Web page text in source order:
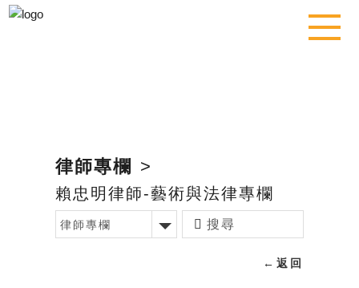
律師專欄 >
賴忠明律師-藝術與法律專欄
律師專欄
← 返回